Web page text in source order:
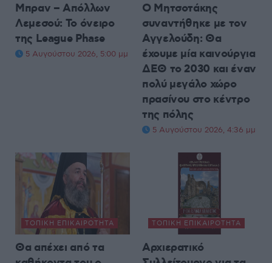
Μπραν – Απόλλων
Λεμεσού: Το όνειρο
της League Phase
5 Αυγούστου 2026, 5:00 μμ
Ο Μητσοτάκης
συναντήθηκε με τον
Αγγελούδη: Θα
έχουμε μία καινούργια
ΔΕΘ το 2030 και έναν
πολύ μεγάλο χώρο
πρασίνου στο κέντρο
της πόλης
5 Αυγούστου 2026, 4:36 μμ
ΤΟΠΙΚΉ ΕΠΙΚΑΙΡΌΤΗΤΑ
Θα απέχει από τα
ΤΟΠΙΚΉ ΕΠΙΚΑΙΡΌΤΗΤΑ
Αρχιερατικό